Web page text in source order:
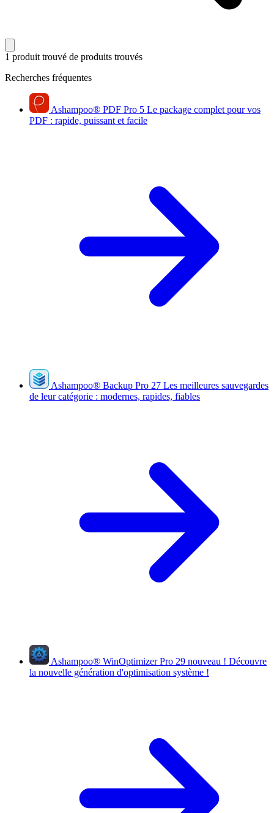
1 produit trouvé de produits trouvés
Recherches fréquentes
Ashampoo® PDF Pro 5 Le package complet pour vos
PDF : rapide, puissant et facile
Ashampoo® Backup Pro 27 Les meilleures sauvegardes
de leur catégorie : modernes, rapides, fiables
Ashampoo® WinOptimizer Pro 29 nouveau ! Découvre
la nouvelle génération d'optimisation système !